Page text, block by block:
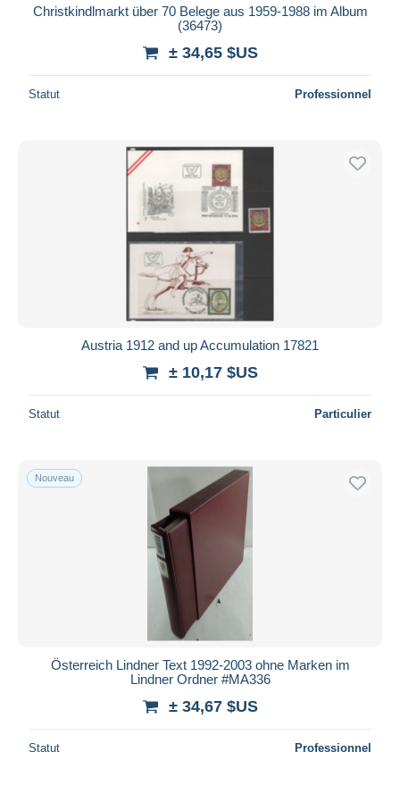
Christkindlmarkt über 70 Belege aus 1959-1988 im Album
(36473)
± 34,65 $US
Statut Professionnel
Austria 1912 and up Accumulation 17821
± 10,17 $US
Statut Particulier
Nouveau
Österreich Lindner Text 1992-2003 ohne Marken im
Lindner Ordner #MA336
± 34,67 $US
Statut Professionnel